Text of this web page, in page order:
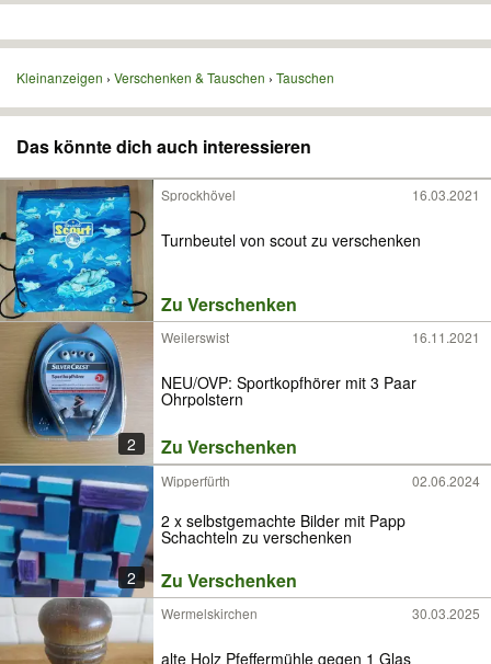
Kleinanzeigen Verschenken & Tauschen Tauschen
Das könnte dich auch interessieren
Sprockhövel 16.03.2021
Turnbeutel von scout zu verschenken
Zu Verschenken
2
Weilerswist 16.11.2021
NEU/OVP: Sportkopfhörer mit 3 Paar
Ohrpolstern
Zu Verschenken
2
Wipperfürth 02.06.2024
2 x selbstgemachte Bilder mit Papp
Schachteln zu verschenken
Zu Verschenken
Wermelskirchen 30.03.2025
alte Holz Pfeffermühle gegen 1 Glas